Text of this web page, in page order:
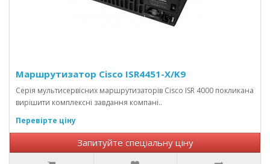
Маршрутизатор Cisco ISR4451-X/K9
Серія мультисервісних маршрутизаторів Cisco ISR 4000 покликана
вирішити комплексні завдання компані..
Перевірте ціну
Запитуйте спеціальну ціну